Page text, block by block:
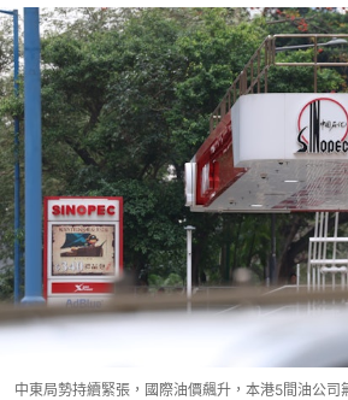
中東局勢持續緊張，國際油價飆升，本港5間油公